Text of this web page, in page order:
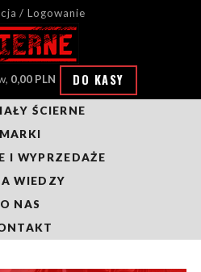
/ Logowanie
0,00 PLN DO KASY
ŚCIERNE
MARKI
I WYPRZEDAŻE
WIEDZY
O NAS